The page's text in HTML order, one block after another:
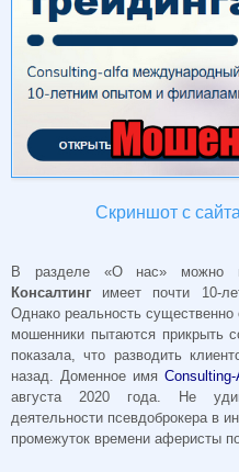
Скриншот с
В разделе «О нас» можно
Консалтинг имеет почти 10-
Однако реальность существенно
мошенники пытаются прикрыть
показала, что разводить
назад. Доменное имя
августа 2020 года. Не
деятельности псевдоброкера в
промежуток времени аферисты